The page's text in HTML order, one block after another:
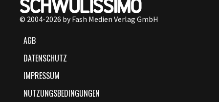
© 2004-2026 by Fash Medien Verlag GmbH
AGB
DATENSCHUTZ
IMPRESSUM
NUTZUNGSBEDINGUNGEN